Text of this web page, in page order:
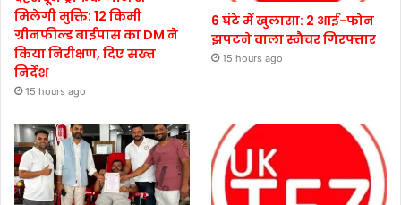
मिलेगी मुक्ति: 12 किमी
ग्रीनफील्ड बाईपास का DM ने
किया निरीक्षण, दिए सख्त
निर्देश
15 hours ago
6 घंटे में खुलासा: 2 आई-फोन
झपटने वाला स्नैचर गिरफ्तार
15 hours ago